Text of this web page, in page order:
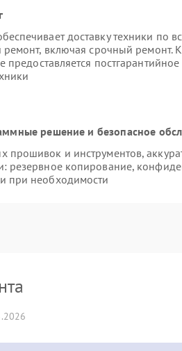
доставку техники по
ремонт, включая срочный ремонт.
предоставляется
решение и безопасное
прошивок и инструментов,
резервное копирование,
при необходимости